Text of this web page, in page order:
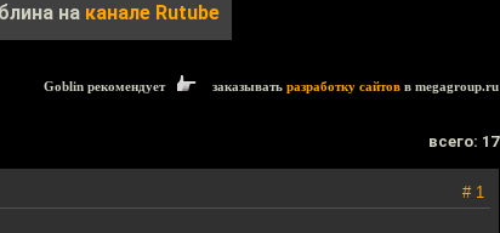
на канале Rutube
Goblin рекомендует заказывать разработку сайтов в megagroup.ru
всего: 17
# 1